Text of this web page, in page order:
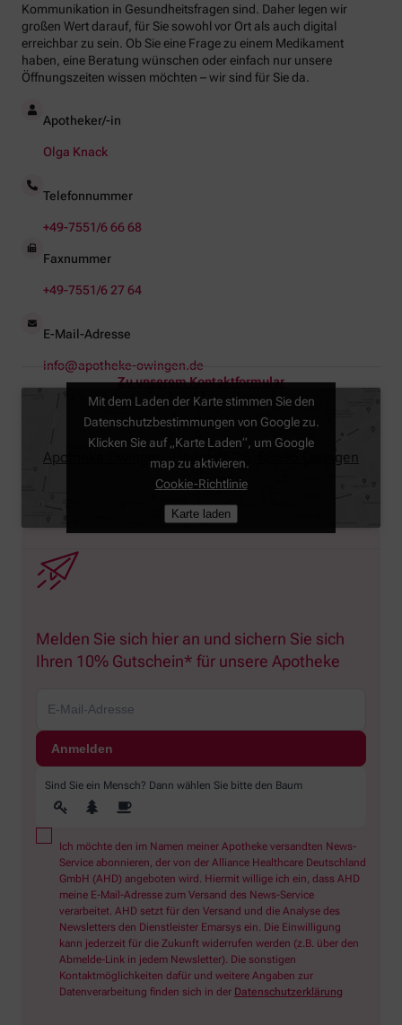
Kommunikation in Gesundheitsfragen sind. Daher legen wir
großen Wert darauf, für Sie sowohl vor Ort als auch digital
erreichbar zu sein. Ob Sie eine Frage zu einem Medikament
haben, eine Beratung wünschen oder einfach nur unsere
Öffnungszeiten wissen möchten – wir sind für Sie da.
Apotheker/-in
Olga Knack
Telefonnummer
+49-7551/6 66 68
Faxnummer
+49-7551/6 27 64
E-Mail-Adresse
info@apotheke-owingen.de
Zu unserem Kontaktformular
Apotheke Owingen, Hauptstr. 26, 88696 Owingen
Mit dem Laden der Karte stimmen Sie den
Datenschutzbestimmungen von Google zu.
Klicken Sie auf „Karte Laden“, um Google
map zu aktivieren.
Cookie-Richtlinie
Karte laden
Melden Sie sich hier an und sichern Sie sich
Ihren 10% Gutschein* für unsere Apotheke
Sind Sie ein Mensch? Dann wählen Sie bitte den Baum
Ich möchte den im Namen meiner Apotheke versandten News-
Service abonnieren, der von der Alliance Healthcare Deutschland
GmbH (AHD) angeboten wird. Hiermit willige ich ein, dass AHD
meine E-Mail-Adresse zum Versand des News-Service
verarbeitet. AHD setzt für den Versand und die Analyse des
Newsletters den Dienstleister Emarsys ein. Die Einwilligung
kann jederzeit für die Zukunft widerrufen werden (z.B. über den
Abmelde-Link in jedem Newsletter). Die sonstigen
Kontaktmöglichkeiten dafür und weitere Angaben zur
Datenverarbeitung finden sich in der Datenschutzerklärung